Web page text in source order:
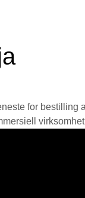
for bestilling